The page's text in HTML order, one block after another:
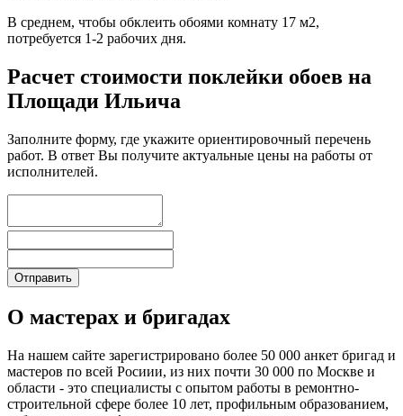
В среднем, чтобы обклеить обоями комнату 17 м2,
потребуется 1-2 рабочих дня.
Расчет стоимости поклейки обоев на
Площади Ильича
Заполните форму, где укажите ориентировочный перечень
работ. В ответ Вы получите актуальные цены на работы от
исполнителей.
О мастерах и бригадах
На нашем сайте зарегистрировано более 50 000 анкет бригад и
мастеров по всей Росиии, из них почти 30 000 по Москве и
области - это специалисты с опытом работы в ремонтно-
строительной сфере более 10 лет, профильным образованием,